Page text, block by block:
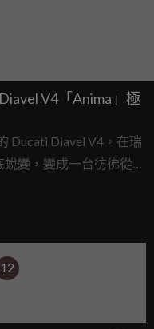
V4「Anima」極
Ducati Diavel V4，在瑞
變，變成一台彷彿從未
12